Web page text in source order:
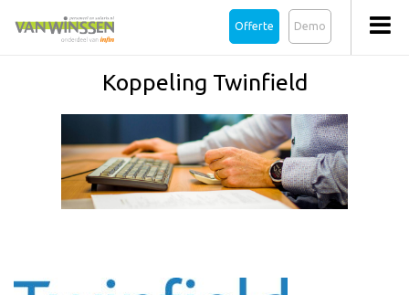
Demo
Offerte
Koppeling Twinfield